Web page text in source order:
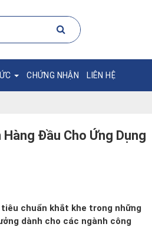
CHỨNG NHẬN LIÊN HỆ
Đầu Cho Ứng Dụng
chuẩn khắt khe trong những
dành cho các ngành công